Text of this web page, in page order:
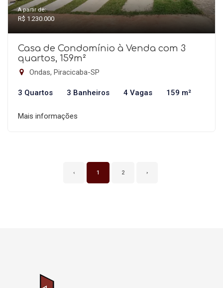
A partir de:
R$ 1.230.000
Casa de Condomínio à Venda com 3
quartos, 159m²
Ondas, Piracicaba-SP
3 Quartos 3 Banheiros 4 Vagas 159 m²
Mais informações
‹ 1 2 ›
Página inicial